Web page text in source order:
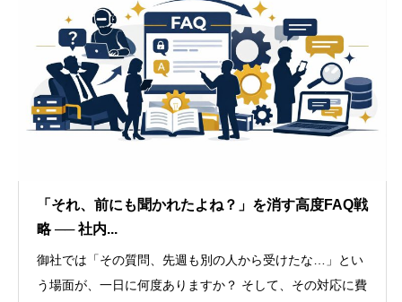
「それ、前にも聞かれたよね？」を消す高度FAQ戦
略 ── 社内...
御社では「その質問、先週も別の人から受けたな…」とい
う場面が、一日に何度ありますか？ そして、その対応に費